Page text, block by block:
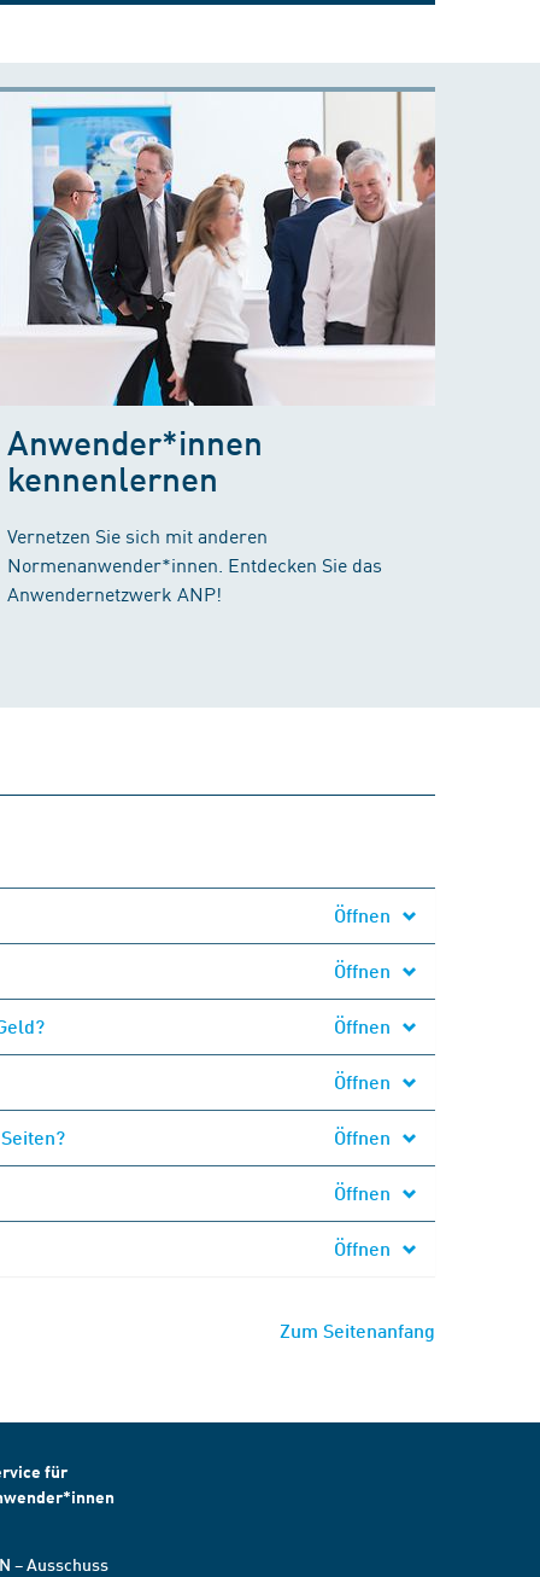
Anwender*innen
kennenlernen
Vernetzen Sie sich mit anderen
Normenanwender*innen. Entdecken Sie das
Anwendernetzwerk ANP!
Öffnen
Öffnen
Öffnen
Öffnen
Öffnen
Öffnen
Öffnen
Zum Seitenanfang
für
– Ausschuss